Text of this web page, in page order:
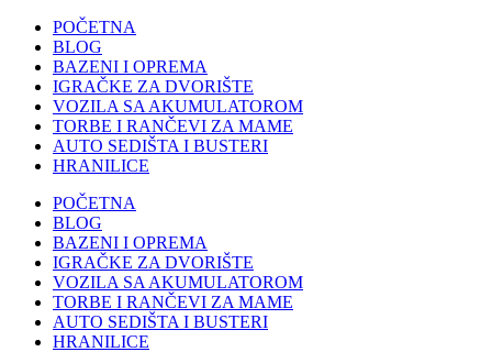
POČETNA
BLOG
BAZENI I OPREMA
IGRAČKE ZA DVORIŠTE
VOZILA SA AKUMULATOROM
TORBE I RANČEVI ZA MAME
AUTO SEDIŠTA I BUSTERI
HRANILICE
POČETNA
BLOG
BAZENI I OPREMA
IGRAČKE ZA DVORIŠTE
VOZILA SA AKUMULATOROM
TORBE I RANČEVI ZA MAME
AUTO SEDIŠTA I BUSTERI
HRANILICE